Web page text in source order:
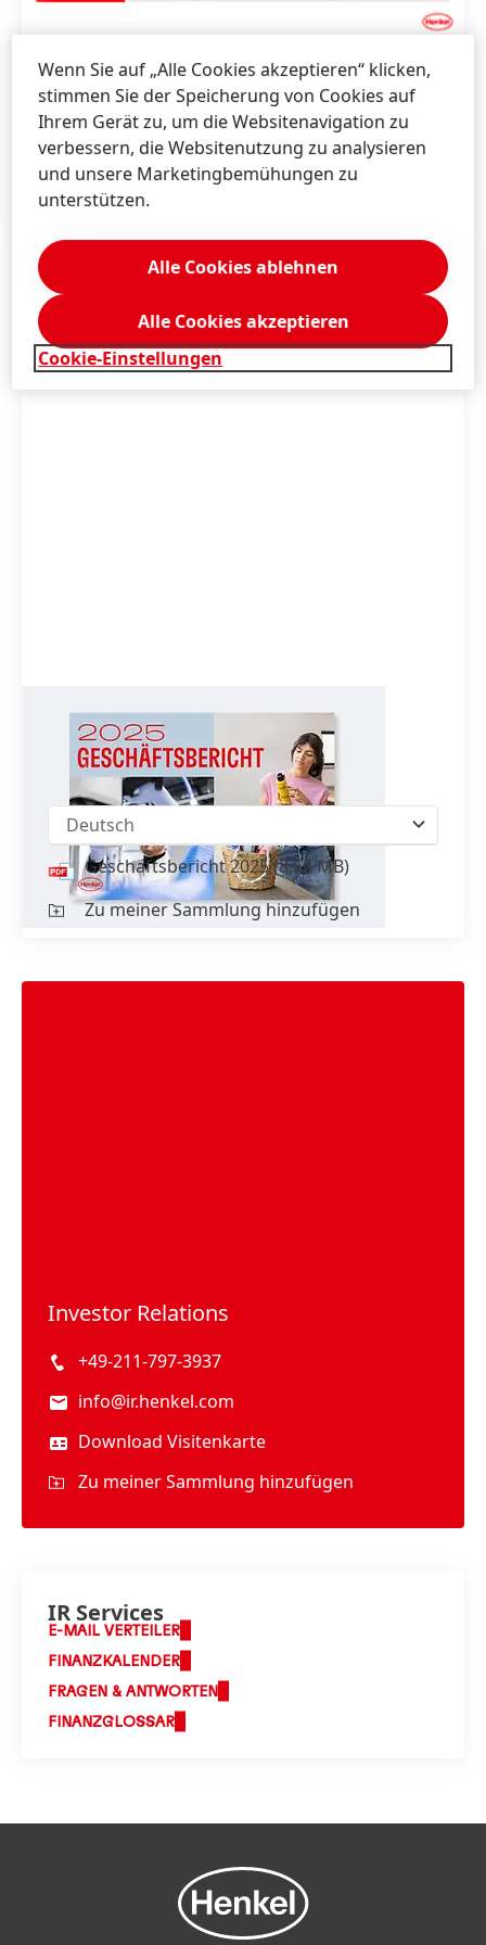
Definition der Finanzkennzahlen
Definition der Finanzkennzahlen(59,61
KB)
Zu meiner Sammlung hinzufügen
Weiterführende Informationen
Geschäfts­bericht 2025
inkl.Nachhaltig­keits­erklärung
Deutsch
Geschäfts­bericht 2025(8,55 MB)
Zu meiner Sammlung hinzufügen
Investor Relations
+49-211-797-3937
info@ir.henkel.com
Download Visitenkarte
Zu meiner Sammlung hinzufügen
IR Services
E-MAIL VERTEILER
FINANZKALENDER
FRAGEN & ANTWORTEN
FINANZGLOSSAR
Wenn Sie auf „Alle Cookies akzeptieren“ klicken,
stimmen Sie der Speicherung von Cookies auf
Ihrem Gerät zu, um die Websitenavigation zu
verbessern, die Websitenutzung zu analysieren
und unsere Marketingbemühungen zu
unterstützen.
Cookie-Einstellungen
Alle Cookies ablehnen
Alle Cookies akzeptieren